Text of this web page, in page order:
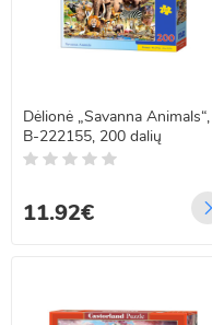
Dėlionė „Savanna Animals“,
B-222155, 200 dalių
11.92€